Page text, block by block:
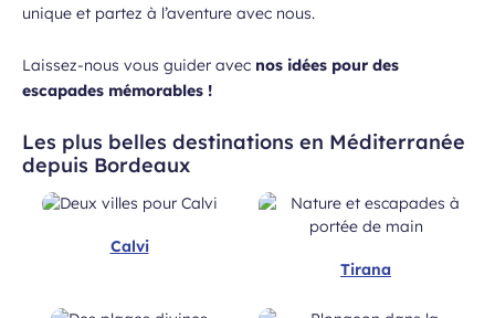
unique et partez à l’aventure avec nous.
Laissez-nous vous guider avec nos idées pour des
escapades mémorables !
Les plus belles destinations en Méditerranée
depuis Bordeaux
Calvi
Tirana
requis